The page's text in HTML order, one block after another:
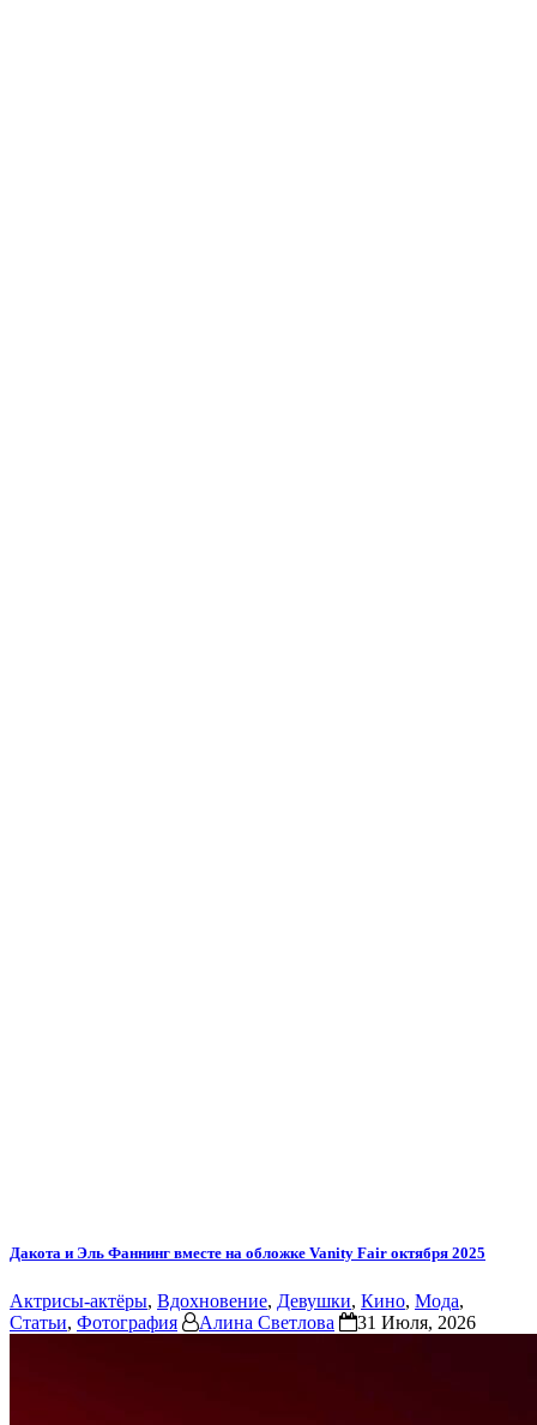
Дакота и Эль Фаннинг вместе на обложке Vanity Fair октября 2025
Актрисы-актёры, Вдохновение, Девушки, Кино, Мода,
Статьи, Фотография Алина Светлова 31 Июля, 2026